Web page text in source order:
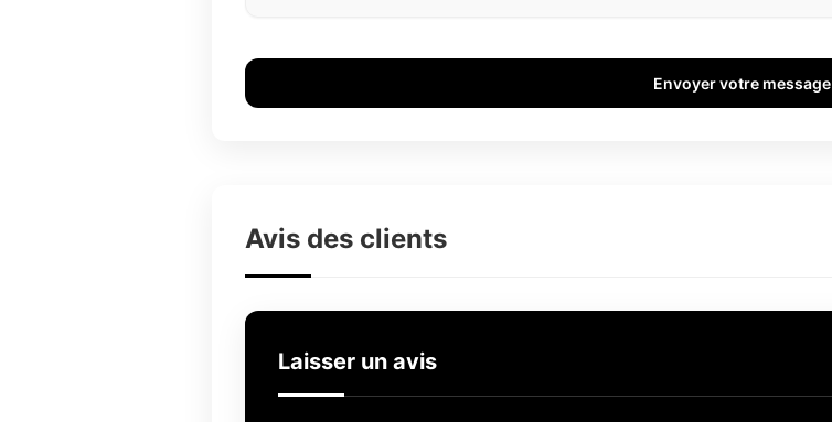
Envoyer votre message
Avis des clients
Laisser un avis